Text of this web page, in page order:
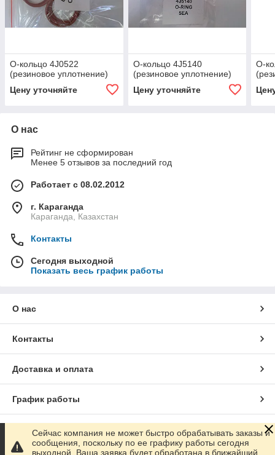
О-кольцо 4J0522
(резиновое уплотнение)
Цену уточняйте
О-кольцо 4J5140
(резиновое уплотнение)
Цену уточняйте
О-
О нас
Рейтинг не сформирован
Менее 5 отзывов за последний год
Работает с 08.02.2012
г. Караганда
Караганда, Казахстан
Контакты
Сегодня выходной
Показать весь график работы
О нас
Контакты
Доставка и оплата
График работы
Полная версия сайта
Сейчас компания не может быстро обрабатывать заказы и
сообщения, поскольку по ее графику работы сегодня
выходной. Ваша заявка будет обработана в ближайший